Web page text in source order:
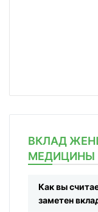
ВКЛАД
МЕДИЦИНЫ
Как вы
заметен